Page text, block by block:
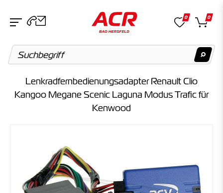
Keine Suchergebnisse gefunden.
Keine Suchergebnisse gefunden.
Kategorien
0 0
Lenkradfernbedienungsadapter Renault Clio
Kangoo Megane Scenic Laguna Modus Trafic für
Kenwood